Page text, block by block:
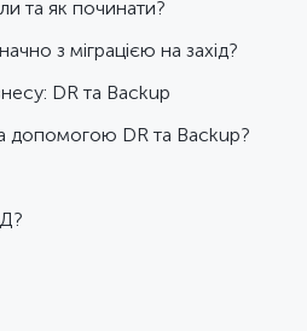
та як починати?
з міграцією на захід?
DR та Backup
допомогою DR та Backup?